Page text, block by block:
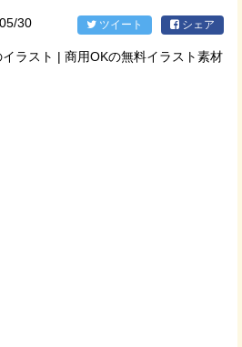
30 ツイート シェア